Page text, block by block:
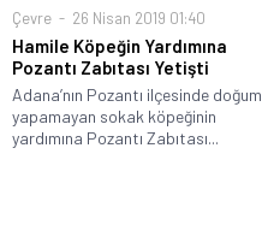
Çevre 26 Nisan 2019 01:40
Hamile Köpeğin Yardımına
Pozantı Zabıtası Yetişti
Adana’nın Pozantı ilçesinde doğum
yapamayan sokak köpeğinin
yardımına Pozantı Zabıtası...